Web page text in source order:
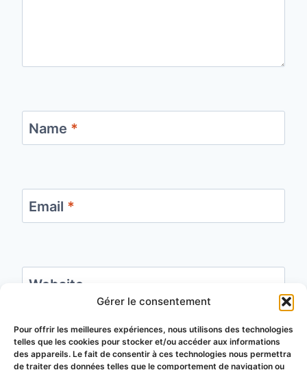
Gérer le consentement
Pour offrir les meilleures expériences, nous utilisons des technologies
telles que les cookies pour stocker et/ou accéder aux informations
des appareils. Le fait de consentir à ces technologies nous permettra
de traiter des données telles que le comportement de navigation ou
Name *
Email *
Website
Save my name, email, and website in this
browser for the next time I comment.